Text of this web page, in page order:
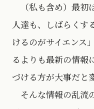
（私も含め）最初
人達も、しばらくす
けるのがサイエンス
るよりも最新の情報
づける方が大事だと
そんな情報の乱流